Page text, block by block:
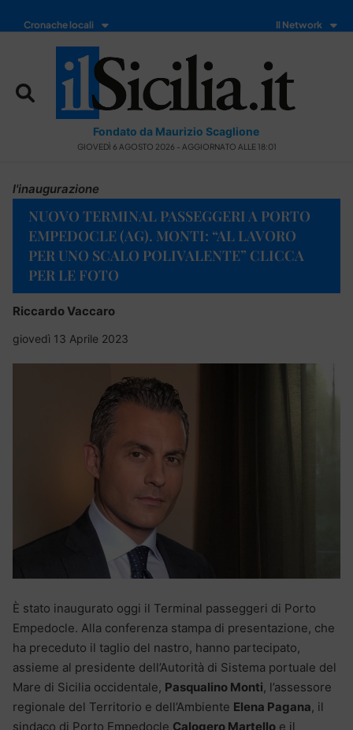
Cronache locali Il Network
Fondato da Maurizio Scaglione
GIOVEDÌ 6 AGOSTO 2026 - AGGIORNATO ALLE 18:01
l'inaugurazione
NUOVO TERMINAL PASSEGGERI A PORTO
EMPEDOCLE (AG). MONTI: “AL LAVORO
PER UNO SCALO POLIVALENTE” CLICCA
PER LE FOTO
Riccardo Vaccaro
giovedì 13 Aprile 2023
È stato inaugurato oggi il Terminal passeggeri di Porto
Empedocle. Alla conferenza stampa di presentazione, che
ha preceduto il taglio del nastro, hanno partecipato,
assieme al presidente dell’Autorità di Sistema portuale del
Mare di Sicilia occidentale, Pasqualino Monti, l’assessore
regionale del Territorio e dell’Ambiente Elena Pagana, il
sindaco di Porto Empedocle Calogero Martello e il